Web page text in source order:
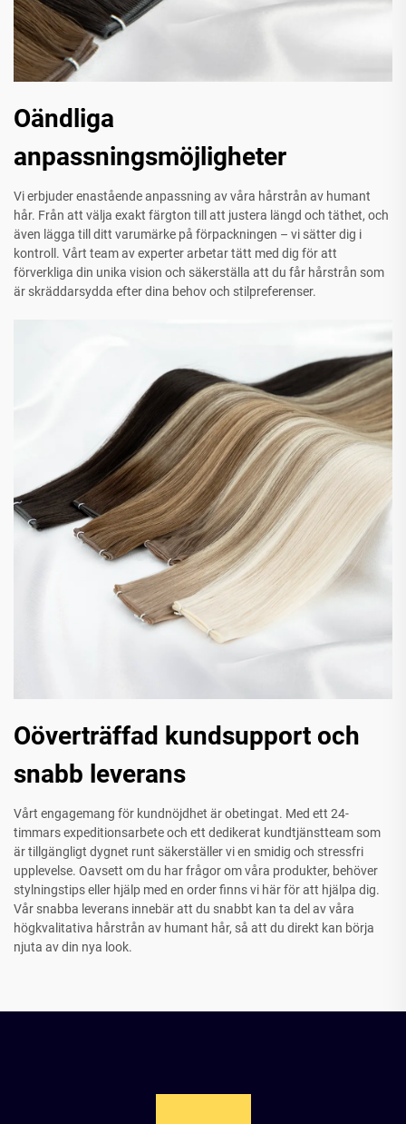
Oändliga
anpassningsmöjligheter
Vi erbjuder enastående anpassning av våra hårstrån av humant
hår. Från att välja exakt färgton till att justera längd och täthet, och
även lägga till ditt varumärke på förpackningen – vi sätter dig i
kontroll. Vårt team av experter arbetar tätt med dig för att
förverkliga din unika vision och säkerställa att du får hårstrån som
är skräddarsydda efter dina behov och stilpreferenser.
Oöverträffad kundsupport och
snabb leverans
Vårt engagemang för kundnöjdhet är obetingat. Med ett 24-
timmars expeditionsarbete och ett dedikerat kundtjänstteam som
är tillgängligt dygnet runt säkerställer vi en smidig och stressfri
upplevelse. Oavsett om du har frågor om våra produkter, behöver
stylningstips eller hjälp med en order finns vi här för att hjälpa dig.
Vår snabba leverans innebär att du snabbt kan ta del av våra
högkvalitativa hårstrån av humant hår, så att du direkt kan börja
njuta av din nya look.